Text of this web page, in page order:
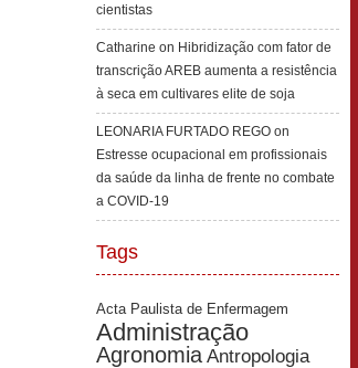
cientistas
Catharine on Hibridização com fator de
transcrição AREB aumenta a resistência
à seca em cultivares elite de soja
LEONARIA FURTADO REGO on
Estresse ocupacional em profissionais
da saúde da linha de frente no combate
a COVID-19
Tags
Acta Paulista de Enfermagem
Administração
Agronomia Antropologia